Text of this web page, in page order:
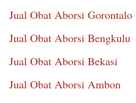
Jual Obat Aborsi Gorontalo
Jual Obat Aborsi Bengkulu
Jual Obat Aborsi Bekasi
Jual Obat Aborsi Ambon